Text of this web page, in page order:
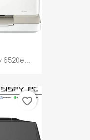
6520e...
favorite_border